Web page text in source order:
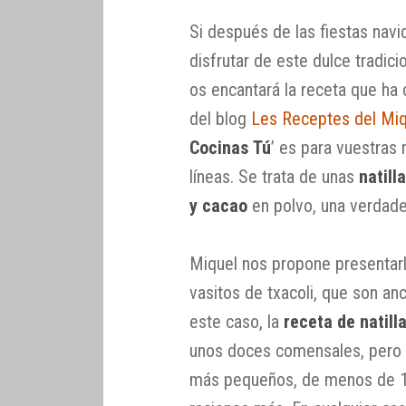
Si después de las fiestas
disfrutar de este dulce
os encantará la receta que
del blog Les Receptes del
Cocinas Tú’ es para
líneas. Se trata de unas
y cacao en polvo, una
Miquel nos propone
vasitos de txacoli, que son
este caso, la receta de
unos doces comensales,
más pequeños, de menos de